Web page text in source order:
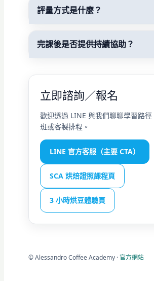
評量方式是什麼？
完課後是否提供持續協助？
立即諮詢／報名
歡迎透過 LINE 與我們聊聊學習路徑
班或客製排程。
LINE 官方客服（主要 CTA）
SCA 烘焙證照課程頁
3 小時烘豆體驗頁
©Alessandro Coffee Academy ·官方網站